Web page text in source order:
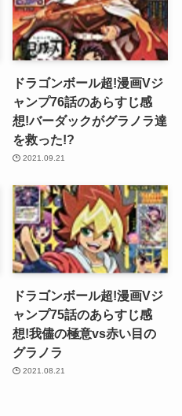
ドラゴンボール超!漫画Vジ
ャンプ76話のあらすじ感
想!バーダックがグラノラ達
を救った!?
2021.09.21
ドラゴンボール超!漫画Vジ
ャンプ75話のあらすじ感
想!我儘の極意vs赤い目の
グラノラ
2021.08.21